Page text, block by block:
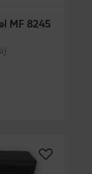
MF 8245